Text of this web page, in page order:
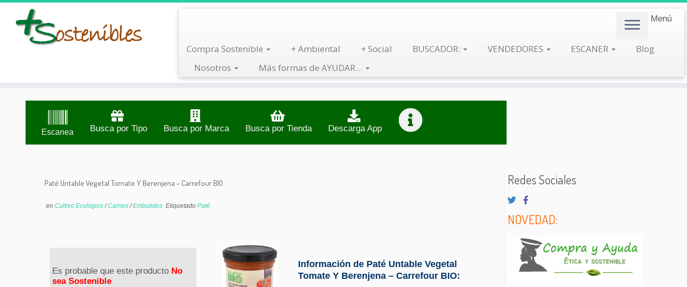
Saltar
contenido
Menú
Compra Sostenible + Ambiental + Social BUSCADOR: VENDEDORES ESCANER
Blog
Nosotros
Más formas de AYUDAR…
Escanea Busca por Tipo Busca por Marca Busca por Tienda Descarga App
Paté Untable Vegetal Tomate Y Berenjena – Carrefour BIO
en Cultivo Ecológico/Carnes/Embutidos Etiquetado Paté
Es probable que este producto No
sea Sostenible
Información de Paté Untable Vegetal
Tomate Y Berenjena – Carrefour BIO:
Redes Sociales
NOVEDAD: